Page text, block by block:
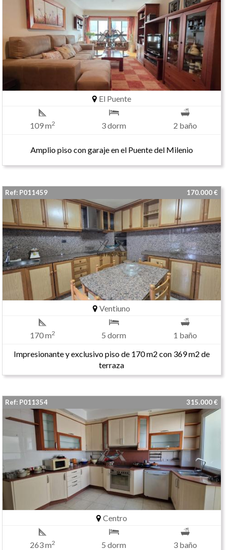
El Puente
109 m2 3 dorm 2 baño
Amplio piso con garaje en el Puente del Milenio
Ref: P011459 170.000 €
Ventiuno
170 m2 5 dorm
1 baño
Impresionante y exclusivo piso de 170 m2 con 369 m2 de
terraza
Ref: P011354 315.000 €
Centro
263 m2 5 dorm 3 baño